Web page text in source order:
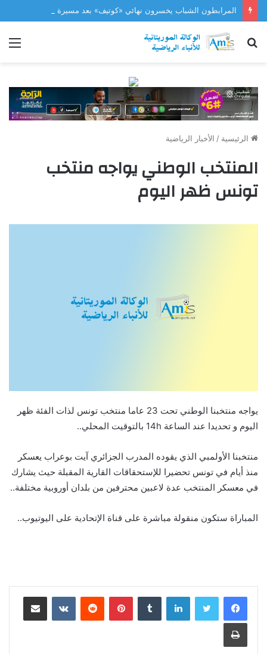
المرابطون الشباب يخسرون نهائي «كوتيف» بعد مسيرة مشرفة
بحث
الرئيسية / الأخبار الرياضية
المنتخب الوطني يواجه منتخب
تونس ظهر اليوم
يواجه منتخبنا الوطني تحت 23 عاما منتخب تونس لذات الفئة ظهر
اليوم و تحديدا عند الساعة 14h بالتوقيت المحلي..
منتخبنا الأولمبي الذي يقوده المدرب الجزائري آيت بوعراب يعسكر
منذ أيام في تونس تحضيرا للإستحقاقات القارية المقبلة حيث يشارك
في معسكر المنتخب عدة لاعبين محترفين من بلدان أوروبية مختلفة..
المباراة ستكون منقولة مباشرة على قناة الإتحادية على اليوتيوب..
لينكدإن بينتيريست مشاركة عبر البريد
طباعة